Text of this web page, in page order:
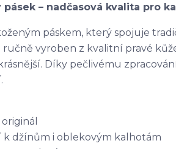
– nadčasová kvalita pro
páskem, který spojuje
vyroben z kvalitní pravé
Díky pečlivému
k džínům i oblekovým kalhotám